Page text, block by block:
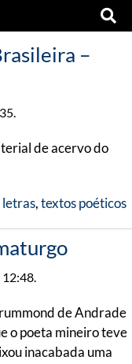
–
de acervo do
letras,textos poéticos
12:48.
de Andrade
o poeta mineiro teve
inacabada uma